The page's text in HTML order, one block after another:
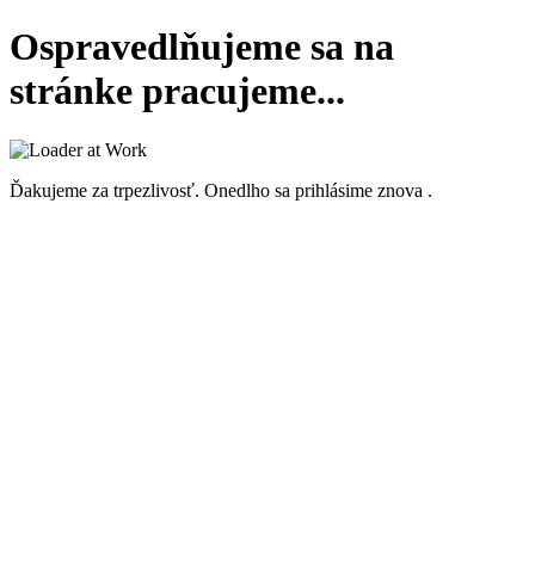
Ospravedlňujeme sa na
stránke pracujeme...
Ďakujeme za trpezlivosť. Onedlho sa prihlásime znova .